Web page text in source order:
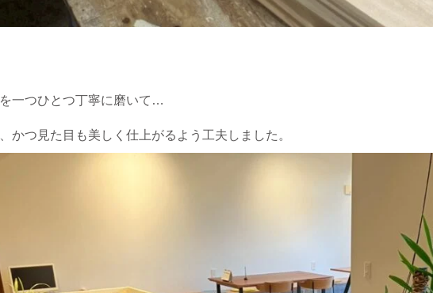
一つひとつ丁寧に磨いて…
かつ見た目も美しく仕上がるよう工夫しました。